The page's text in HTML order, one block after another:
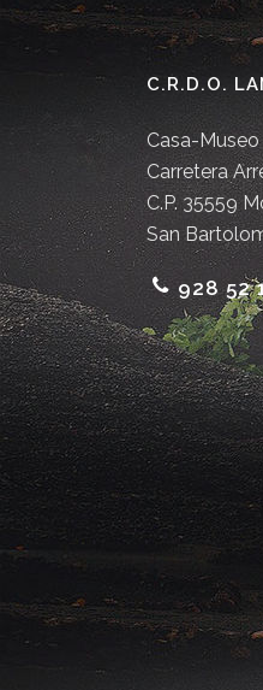
C.R.D.O.
Casa-
Carretera
C.P. 35559
San
928 52